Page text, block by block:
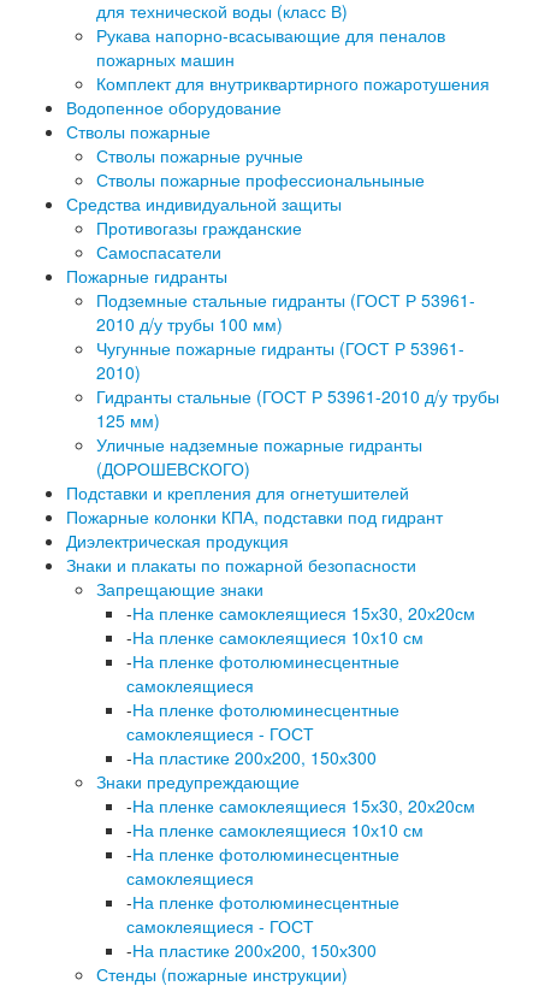
для технической воды (класс В)
Рукава напорно-всасывающие для пеналов
пожарных машин
Комплект для внутриквартирного пожаротушения
Водопенное оборудование
Стволы пожарные
Стволы пожарные ручные
Стволы пожарные профессиональныные
Средства индивидуальной защиты
Противогазы гражданские
Самоспасатели
Пожарные гидранты
Подземные стальные гидранты (ГОСТ Р 53961-
2010 д/у трубы 100 мм)
Чугунные пожарные гидранты (ГОСТ Р 53961-
2010)
Гидранты стальные (ГОСТ Р 53961-2010 д/у трубы
125 мм)
Уличные надземные пожарные гидранты
(ДОРОШЕВСКОГО)
Подставки и крепления для огнетушителей
Пожарные колонки КПА, подставки под гидрант
Диэлектрическая продукция
Знаки и плакаты по пожарной безопасности
Запрещающие знаки
-На пленке самоклеящиеся 15х30, 20х20см
-На пленке самоклеящиеся 10х10 см
-На пленке фотолюминесцентные
самоклеящиеся
-На пленке фотолюминесцентные
самоклеящиеся - ГОСТ
-На пластике 200х200, 150х300
Знаки предупреждающие
-На пленке самоклеящиеся 15х30, 20х20см
-На пленке самоклеящиеся 10х10 см
-На пленке фотолюминесцентные
самоклеящиеся
-На пленке фотолюминесцентные
самоклеящиеся - ГОСТ
-На пластике 200х200, 150х300
Стенды (пожарные инструкции)